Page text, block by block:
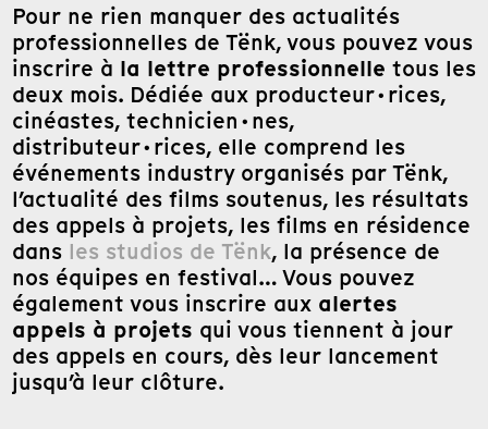
Pour ne rien manquer des actualités
professionnelles de Tënk, vous pouvez vous
inscrire à la lettre professionnelle tous les
deux mois. Dédiée aux producteur·rices,
cinéastes, technicien·nes,
distributeur·rices, elle comprend les
événements industry organisés par Tënk,
l’actualité des films soutenus, les résultats
des appels à projets, les films en résidence
dans les studios de Tënk, la présence de
nos équipes en festival… Vous pouvez
également vous inscrire aux alertes
appels à projets qui vous tiennent à jour
des appels en cours, dès leur lancement
jusqu’à leur clôture.